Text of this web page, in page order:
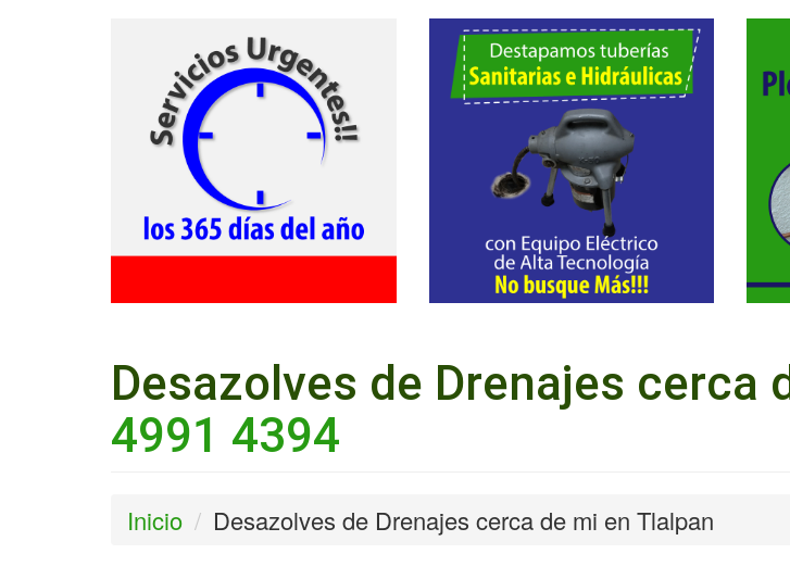
Desazolves de Drenajes cerca
4991 4394
Inicio Desazolves de Drenajes cerca de mi en Tlalpan